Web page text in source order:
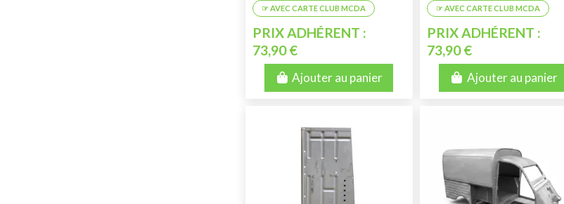
PRIX ADHÉRENT :
73,90 €
Ajouter au panier
PRIX ADHÉRENT :
73,90 €
Ajouter au panier